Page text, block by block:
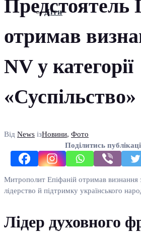
Діти
отримав
NV у категорії
«Суспільство»
Від News ізНовини, Фото
Поділитись
Митрополит Епіфаній отримав визнання
лідерство й підтримку українського
Лідер духовного